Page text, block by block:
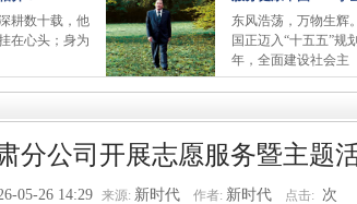
耕数十载，他
在心头；身为
东风浩荡，万物生辉
国正迈入“十五五”规
年，全面建设社会主
分公司开展志愿服务暨主题
05-26 14:29 来源: 新时代 作者: 新时代 点击: 次